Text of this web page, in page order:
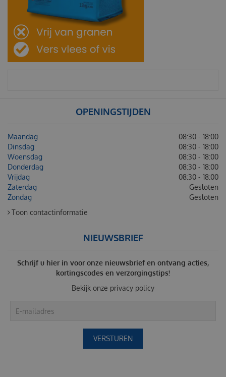
OPENINGSTIJDEN
Maandag
08:30 - 18:00
Dinsdag
08:30 - 18:00
Woensdag
08:30 - 18:00
Donderdag
08:30 - 18:00
Vrijdag
08:30 - 18:00
Zaterdag
Gesloten
Zondag
Gesloten
Toon contactinformatie
NIEUWSBRIEF
Schrijf u hier in voor onze nieuwsbrief en ontvang acties,
kortingscodes en verzorgingstips!
Bekijk onze privacy policy